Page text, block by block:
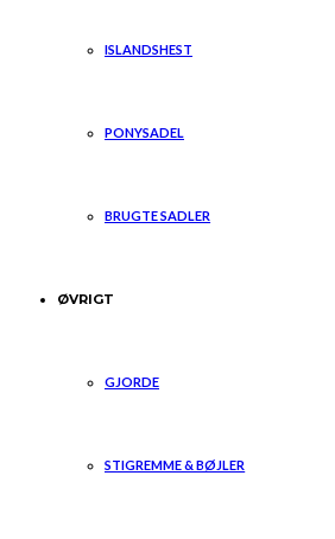
ISLANDSHEST
PONYSADEL
BRUGTE SADLER
ØVRIGT
GJORDE
STIGREMME & BØJLER